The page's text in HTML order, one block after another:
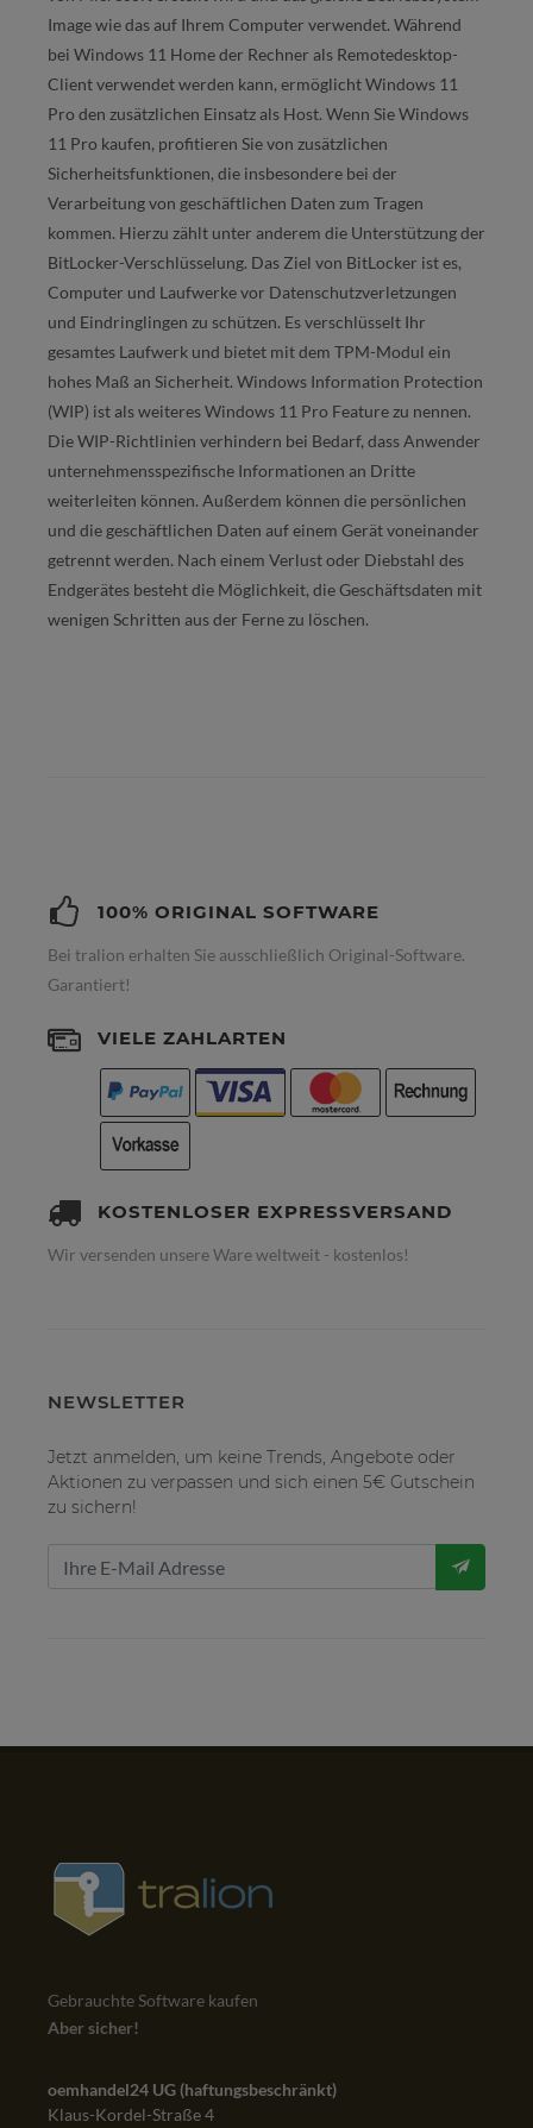
Image wie das auf Ihrem Computer verwendet. Während
bei Windows 11 Home der Rechner als Remotedesktop-
Client verwendet werden kann, ermöglicht Windows 11
Pro den zusätzlichen Einsatz als Host. Wenn Sie Windows
11 Pro kaufen, profitieren Sie von zusätzlichen
Sicherheitsfunktionen, die insbesondere bei der
Verarbeitung von geschäftlichen Daten zum Tragen
kommen. Hierzu zählt unter anderem die Unterstützung der
BitLocker-Verschlüsselung. Das Ziel von BitLocker ist es,
Computer und Laufwerke vor Datenschutzverletzungen
und Eindringlingen zu schützen. Es verschlüsselt Ihr
gesamtes Laufwerk und bietet mit dem TPM-Modul ein
hohes Maß an Sicherheit. Windows Information Protection
(WIP) ist als weiteres Windows 11 Pro Feature zu nennen.
Die WIP-Richtlinien verhindern bei Bedarf, dass Anwender
unternehmensspezifische Informationen an Dritte
weiterleiten können. Außerdem können die persönlichen
und die geschäftlichen Daten auf einem Gerät voneinander
getrennt werden. Nach einem Verlust oder Diebstahl des
Endgerätes besteht die Möglichkeit, die Geschäftsdaten mit
wenigen Schritten aus der Ferne zu löschen.
100% ORIGINAL SOFTWARE
Bei tralion erhalten Sie ausschließlich Original-Software.
Garantiert!
VIELE ZAHLARTEN
KOSTENLOSER EXPRESSVERSAND
Wir versenden unsere Ware weltweit - kostenlos!
NEWSLETTER
Jetzt anmelden, um keine Trends, Angebote oder
Aktionen zu verpassen und sich einen 5€ Gutschein
zu sichern!
Gebrauchte Software kaufen
Aber sicher!
oemhandel24 UG (haftungsbeschränkt)
Klaus-Kordel-Straße 4